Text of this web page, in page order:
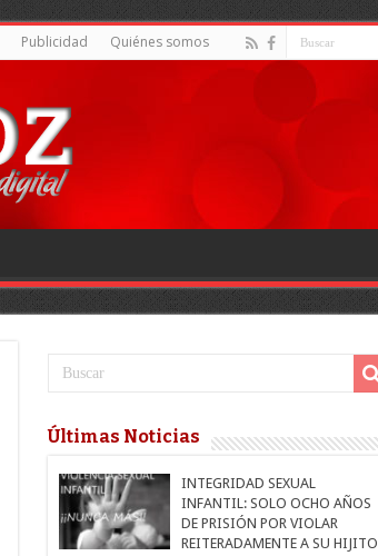
Publicidad Quiénes somos
Últimas Noticias
INTEGRIDAD SEXUAL
INFANTIL: SOLO OCHO AÑOS
DE PRISIÓN POR VIOLAR
REITERADAMENTE A SU HIJITO